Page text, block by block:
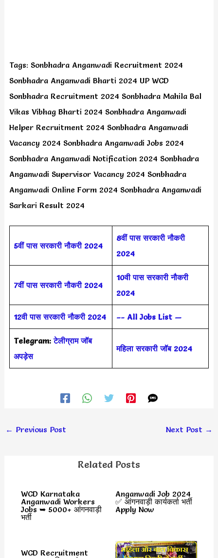
Tags: Sonbhadra Anganwadi Recruitment 2024
Sonbhadra Anganwadi Bharti 2024 UP WCD
Sonbhadra Recruitment 2024 Sonbhadra Mahila Bal
Vikas Vibhag Bharti 2024 Sonbhadra Anganwadi
Helper Recruitment 2024 Sonbhadra Anganwadi
Vacancy 2024 Sonbhadra Anganwadi Jobs 2024
Sonbhadra Anganwadi Notification 2024 Sonbhadra
Anganwadi Supervisor Vacancy 2024 Sonbhadra
Anganwadi Online Form 2024 Sonbhadra Anganwadi
Sarkari Result 2024
5वीं पास सरकारी नौकरी 2024
8वीं पास सरकारी नौकरी
2024
7वीं पास सरकारी नौकरी 2024
10वी पास सरकारी नौकरी
2024
12वी पास सरकारी नौकरी 2024 –- All Jobs List —
Telegram: टेलीग्राम जॉब
अपड़ेस
महिला सरकारी जॉब 2024
← Previous Post Next Post →
Related Posts
WCD Karnataka
Anganwadi Workers
Jobs ➥ 5000+ आंगनवाड़ी
भर्ती
Anganwadi Job 2024
✅ आंगनवाड़ी कार्यकर्ता भर्ती
Apply Now
WCD Recruitment